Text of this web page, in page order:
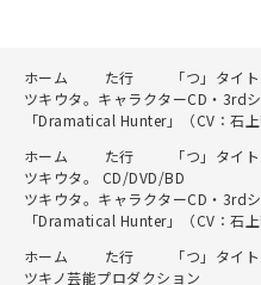
ホーム た行 「つ」タイ
ツキウタ。キャラクターCD・3rd
「Dramatical Hunter」（CV：石上
ホーム
た行 「つ」タイ
ツキウタ。 CD/DVD/BD
ツキウタ。キャラクターCD・3rd
「Dramatical Hunter」（CV：石上
ホーム
た行
「つ」タイ
ツキノ芸能プロダクション